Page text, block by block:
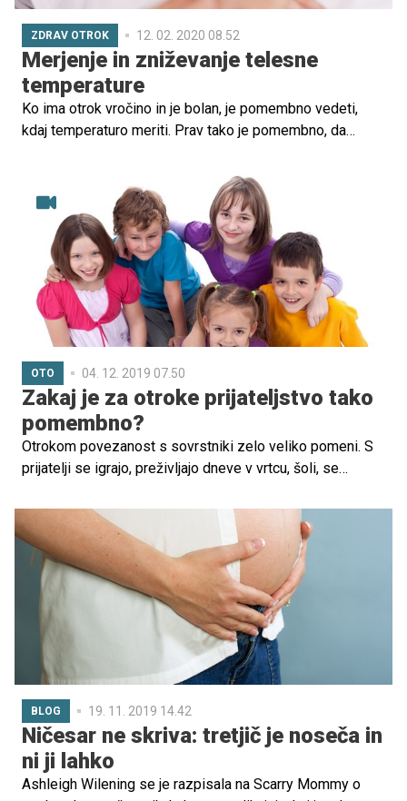
ZDRAV OTROK 12. 02. 2020 08.52
Merjenje in zniževanje telesne
temperature
Ko ima otrok vročino in je bolan, je pomembno vedeti,
kdaj temperaturo meriti. Prav tako je pomembno, da
OTO 04. 12. 2019 07.50
Zakaj je za otroke prijateljstvo tako
pomembno?
Otrokom povezanost s sovrstniki zelo veliko pomeni. S
prijatelji se igrajo, preživljajo dneve v vrtcu, šoli, se
prijateljstva se lepo prikaže tudi v risanki Moj mali poni:
Čarobno prijateljstvo, ki se vrti na OTO.
BLOG 19. 11. 2019 14.42
Ničesar ne skriva: tretjič je noseča in
ni ji lahko
Ashleigh Wilening se je razpisala na Scarry Mommy o